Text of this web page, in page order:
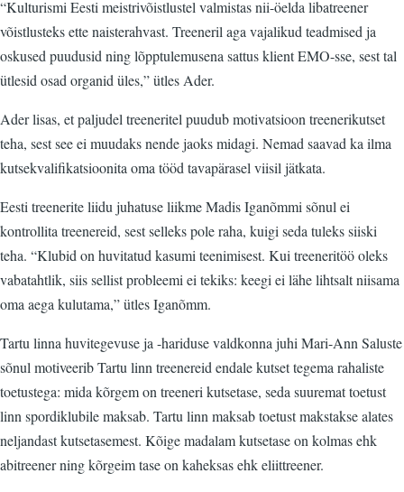
“Kulturismi Eesti meistrivõistlustel valmistas nii-öelda libatreener
võistlusteks ette naisterahvast. Treeneril aga vajalikud teadmised ja
oskused puudusid ning lõpptulemusena sattus klient EMO-sse, sest tal
ütlesid osad organid üles,” ütles Ader.
Ader lisas, et paljudel treeneritel puudub motivatsioon treenerikutset
teha, sest see ei muudaks nende jaoks midagi. Nemad saavad ka ilma
kutsekvalifikatsioonita oma tööd tavapärasel viisil jätkata.
Eesti treenerite liidu juhatuse liikme Madis Iganõmmi sõnul ei
kontrollita treenereid, sest selleks pole raha, kuigi seda tuleks siiski
teha. “Klubid on huvitatud kasumi teenimisest. Kui treeneritöö oleks
vabatahtlik, siis sellist probleemi ei tekiks: keegi ei lähe lihtsalt niisama
oma aega kulutama,” ütles Iganõmm.
Tartu linna huvitegevuse ja -hariduse valdkonna juhi Mari-Ann Saluste
sõnul motiveerib Tartu linn treenereid endale kutset tegema rahaliste
toetustega: mida kõrgem on treeneri kutsetase, seda suuremat toetust
linn spordiklubile maksab. Tartu linn maksab toetust makstakse alates
neljandast kutsetasemest. Kõige madalam kutsetase on kolmas ehk
abitreener ning kõrgeim tase on kaheksas ehk eliittreener.